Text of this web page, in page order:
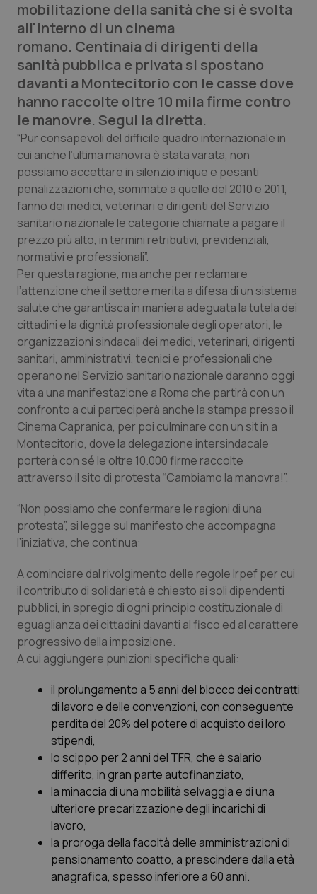
Abruzzo
Basilicata
Calabria
Campania
Emilia-Romagna
Friuli Venezia Giulia
Lazio
Liguria
Lombardia
Marche
Molise
Piemonte
Provincia Autonoma di Bolzano
Provincia Autonoma di Trento
Puglia
Sardegna
Sicilia
Toscana
Umbria
Valle D’Aosta
Veneto
QS Pro Gold
Artrite & artrosi
Asma & BPCO
Car-T
Colesterolo & coronaropatie
Dermatite Atopica
Diabete & glucometri
Disturbi dell’umore
Dolore
Donna & Salute
Epatiti
HIV
Infezioni & Febbre
Ipertensione & Scompenso
Malattie rare
Malattia di Crohn & Rettocolite Ulcerosa
Neuroscienze & patologie neurodegenerative
Obesità
Oftalmologia
Oncodermatologia
Oncoematologia
Oncologia & Nutrizione
Psoriasi & pelle
Quotidiano Cardiologia
QS Club Newsletter
mobilitazione della sanità che si è svolta
all'interno di un cinema
romano. Centinaia di dirigenti della
sanità pubblica e privata si spostano
davanti a Montecitorio con le casse dove
hanno raccolte oltre 10 mila firme contro
le manovre. Segui la diretta.
“Pur consapevoli del difficile quadro internazionale in
cui anche l’ultima manovra è stata varata, non
possiamo accettare in silenzio inique e pesanti
penalizzazioni che, sommate a quelle del 2010 e 2011,
fanno dei medici, veterinari e dirigenti del Servizio
sanitario nazionale le categorie chiamate a pagare il
prezzo più alto, in termini retributivi, previdenziali,
normativi e professionali”.
Per questa ragione, ma anche per reclamare
l’attenzione che il settore merita a difesa di un sistema
salute che garantisca in maniera adeguata la tutela dei
cittadini e la dignità professionale degli operatori, le
organizzazioni sindacali dei medici, veterinari, dirigenti
sanitari, amministrativi, tecnici e professionali che
operano nel Servizio sanitario nazionale daranno oggi
vita a una manifestazione a Roma che partirà con un
confronto a cui parteciperà anche la stampa presso il
Cinema Capranica, per poi culminare con un sit in a
Montecitorio, dove la delegazione intersindacale
porterà con sé le oltre 10.000 firme raccolte
attraverso il sito di protesta “Cambiamo la manovra!”.
“Non possiamo che confermare le ragioni di una
protesta”, si legge sul manifesto che accompagna
l’iniziativa, che continua:
A cominciare dal rivolgimento delle regole Irpef per cui
il contributo di solidarietà è chiesto ai soli dipendenti
pubblici, in spregio di ogni principio costituzionale di
eguaglianza dei cittadini davanti al fisco ed al carattere
progressivo della imposizione.
A cui aggiungere punizioni specifiche quali:
il prolungamento a 5 anni del blocco dei contratti
di lavoro e delle convenzioni, con conseguente
perdita del 20% del potere di acquisto dei loro
stipendi,
lo scippo per 2 anni del TFR, che è salario
differito, in gran parte autofinanziato,
la minaccia di una mobilità selvaggia e di una
ulteriore precarizzazione degli incarichi di
lavoro,
la proroga della facoltà delle amministrazioni di
pensionamento coatto, a prescindere dalla età
anagrafica, spesso inferiore a 60 anni.